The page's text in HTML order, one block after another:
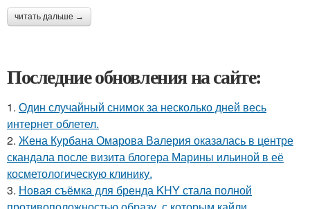
читать дальше →
Последние обновления на сайте:
1. Один случайный снимок за несколько дней весь
интернет облетел.
2. Жена Курбана Омарова Валерия оказалась в центре
скандала после визита блогера Марины ильиной в её
косметологическую клинику.
3. Новая съёмка для бренда KHY стала полной